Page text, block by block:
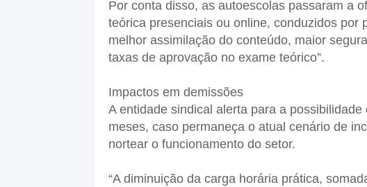
Por conta disso, as autoescolas passaram a
teórica presenciais ou online, conduzidos por
melhor assimilação do conteúdo, maior
taxas de aprovação no exame teórico”.
Impactos em demissões
A entidade sindical alerta para a
meses, caso permaneça o atual cenário de
nortear o funcionamento do setor.
“A diminuição da carga horária prática,